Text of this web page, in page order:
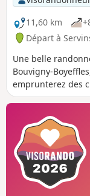
11,60 km
Départ à
Une belle
Bouvigny-
emprunterez des
routes. Vous